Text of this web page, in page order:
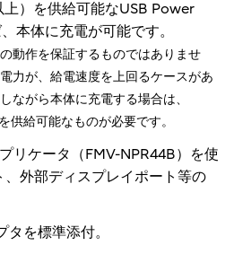
）を供給可能なUSB Power
本体に充電が可能です。
動作を保証するものではありませ
力が、給電速度を上回るケースがあ
ながら本体に充電する場合は、
供給可能なものが必要です。
リケータ（FMV-NPR44B）を使
、外部ディスプレイポート等の
を標準添付。